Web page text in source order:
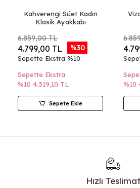
Kahverengi Süet Kadın
Klasik Ayakkabı
6.859,00 TL
4.799,00 TL %30
Sepette Ekstra %10
Sepette Ekstra
%10 4.319,10 TL
Sepete Ekle
%10
Hızlı Teslimat